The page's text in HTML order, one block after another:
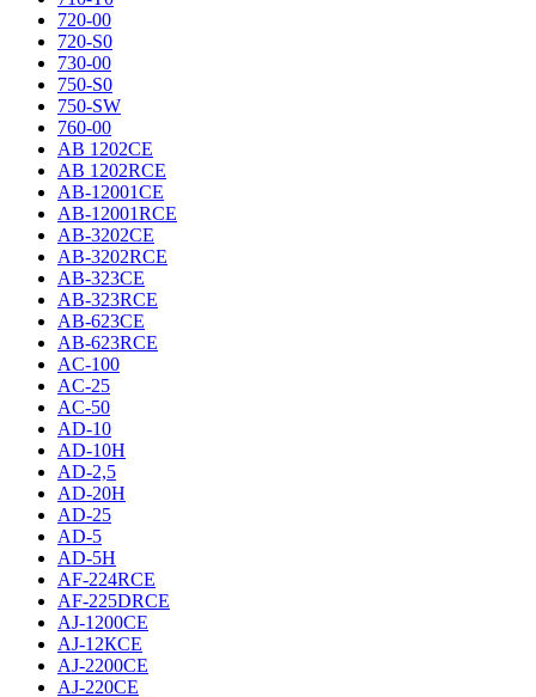
720-00
720-S0
730-00
750-S0
750-SW
760-00
AB 1202CE
AB 1202RCE
AB-12001CE
AB-12001RCE
AB-3202CE
AB-3202RCE
AB-323CE
AB-323RCE
AB-623CE
AB-623RCE
AC-100
AC-25
AC-50
AD-10
AD-10H
AD-2,5
AD-20H
AD-25
AD-5
AD-5H
AF-224RCE
AF-225DRCE
AJ-1200CE
AJ-12КCE
AJ-2200CE
AJ-220CE